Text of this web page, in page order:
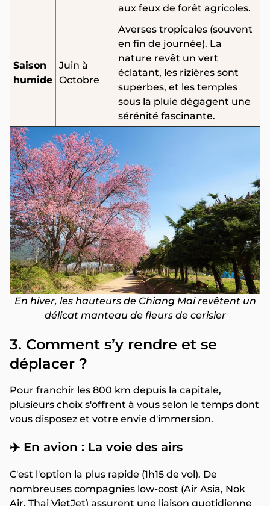
aux feux de forêt agricoles.
Saison
humide
Juin à
Octobre
Averses tropicales (souvent
en fin de journée). La
nature revêt un vert
éclatant, les rizières sont
superbes, et les temples
sous la pluie dégagent une
sérénité fascinante.
En hiver, les hauteurs de Chiang Mai revêtent un
délicat manteau de fleurs de cerisier
3. Comment s’y rendre et se
déplacer ?
Pour franchir les 800 km depuis la capitale,
plusieurs choix s'offrent à vous selon le temps dont
vous disposez et votre envie d'immersion.
✈️ En avion : La voie des airs
C'est l'option la plus rapide (1h15 de vol). De
nombreuses compagnies low-cost (Air Asia, Nok
Air, Thai VietJet) assurent une liaison quotidienne